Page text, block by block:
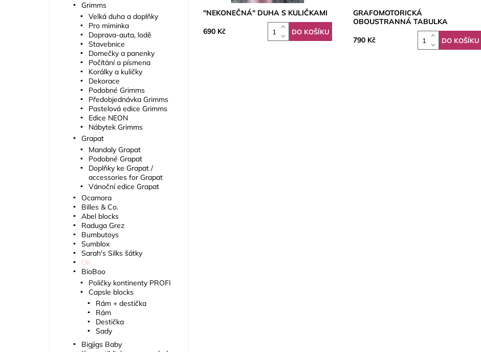
"NEKONEČNÁ" DUHA S KULIČKAMI
690 Kč
GRAFOMOTORICKÁ
OBOUSTRANNÁ TABULKA
790 Kč
Grimms
Velká duha a doplňky
Pro miminka
Doprava-auta, lodě
Stavebnice
Domečky a panenky
Počítání a písmena
Korálky a kuličky
Dekorace
Podobné Grimms
Předobjednávka Grimms
Pastelová edice Grimms
Edice NEON
Nábytek Grimms
Grapat
Mandaly Grapat
Podobné Grapat
Doplňky ke Grapat /
accessories for Grapat
Vánoční edice Grapat
Ocamora
Billes & Co.
Abel blocks
Raduga Grez
Bumbutoys
Sumblox
Sarah's Silks šátky
DK
BioBoo
Poličky kontinenty PROFI
Capsle blocks
Rám + destička
Rám
Destička
Sady
Bigjigs Baby